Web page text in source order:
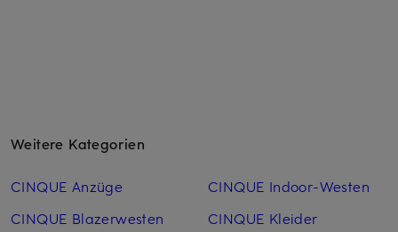
Weitere Kategorien
CINQUE Anzüge
CINQUE Blazerwesten
CINQUE Indoor-Westen
CINQUE Kleider